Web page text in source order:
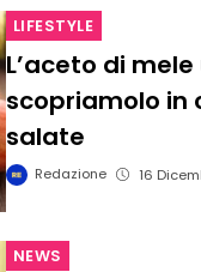
LIFESTYLE
L’aceto di
scopriamolo in
salate
Redazione 16
NEWS